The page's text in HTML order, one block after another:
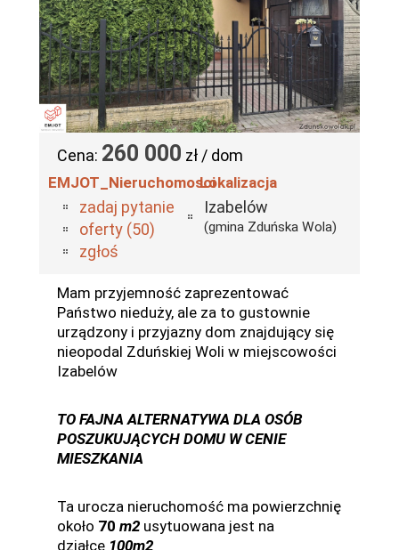
Cena: 260 000 zł / dom
EMJOT_Nieruchomosci
zadaj pytanie
oferty (50)
zgłoś
Lokalizacja
Izabelów
(gmina Zduńska Wola)
Mam przyjemność zaprezentować
Państwo nieduży, ale za to gustownie
urządzony i przyjazny dom znajdujący się
nieopodal Zduńskiej Woli w miejscowości
Izabelów
TO FAJNA ALTERNATYWA DLA OSÓB
POSZUKUJĄCYCH DOMU W CENIE
MIESZKANIA
Ta urocza nieruchomość ma powierzchnię
około 70 m2 usytuowana jest na
działce 100m2